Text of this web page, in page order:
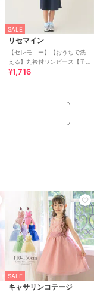
SALE
リセマイン
【セレモニー】【おうちで洗
える】丸衿付ワンピース【子
供服】【キッズ】【女の子】
¥1,716
SALE
キャサリンコテージ